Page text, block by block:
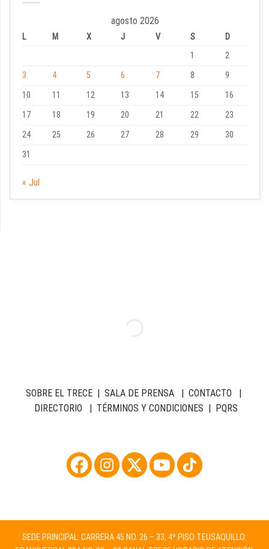
agosto 2026
L M X J V S
D
1
2
3
4 5 6 7 8
9
10
11 12 13 14 15
16
17
18 19 20 21 22
23
24
25 26 27 28 29
30
31
« Jul
SOBRE EL TRECE| SALA DE PRENSA| CONTACTO |
DIRECTORIO | TÉRMINOS Y CONDICIONES | PQRS
SEDE PRINCIPAL: CARRERA 45 NO. 26 – 33, 4º PISO TEUSAQUILLO: